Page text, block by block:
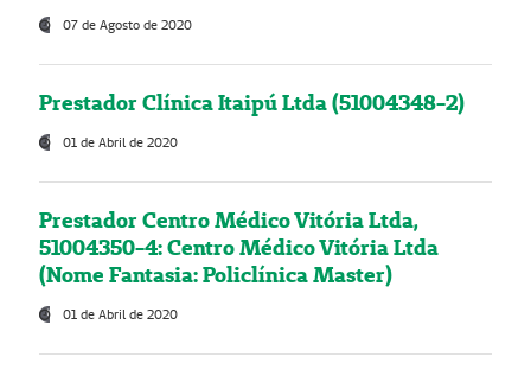
07 de Agosto de 2020
Prestador Clínica Itaipú Ltda (51004348-2)
01 de Abril de 2020
Prestador Centro Médico Vitória Ltda,
51004350-4: Centro Médico Vitória Ltda
(Nome Fantasia: Policlínica Master)
01 de Abril de 2020